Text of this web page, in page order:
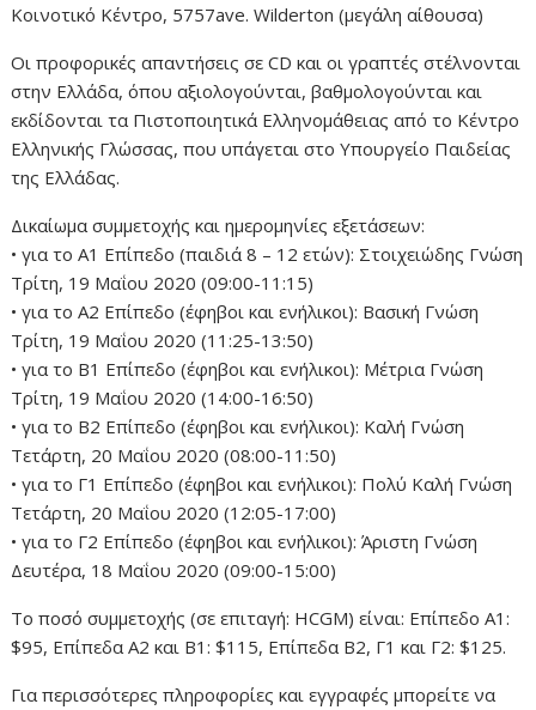
Κοινοτικό Κέντρο, 5757ave. Wilderton (μεγάλη αίθουσα)
Οι προφορικές απαντήσεις σε CD και οι γραπτές στέλνονται
στην Ελλάδα, όπου αξιολογούνται, βαθμολογούνται και
εκδίδονται τα Πιστοποιητικά Ελληνομάθειας από το Κέντρο
Ελληνικής Γλώσσας, που υπάγεται στο Υπουργείο Παιδείας
της Ελλάδας.
Δικαίωμα συμμετοχής και ημερομηνίες εξετάσεων:
• για το Α1 Επίπεδο (παιδιά 8 – 12 ετών): Στοιχειώδης Γνώση
Τρίτη, 19 Μαΐου 2020 (09:00-11:15)
• για το Α2 Επίπεδο (έφηβοι και ενήλικοι): Βασική Γνώση
Τρίτη, 19 Μαΐου 2020 (11:25-13:50)
• για το Β1 Επίπεδο (έφηβοι και ενήλικοι): Μέτρια Γνώση
Τρίτη, 19 Μαΐου 2020 (14:00-16:50)
• για το Β2 Επίπεδο (έφηβοι και ενήλικοι): Καλή Γνώση
Τετάρτη, 20 Μαΐου 2020 (08:00-11:50)
• για το Γ1 Επίπεδο (έφηβοι και ενήλικοι): Πολύ Καλή Γνώση
Τετάρτη, 20 Μαΐου 2020 (12:05-17:00)
• για το Γ2 Επίπεδο (έφηβοι και ενήλικοι): Άριστη Γνώση
Δευτέρα, 18 Μαΐου 2020 (09:00-15:00)
Το ποσό συμμετοχής (σε επιταγή: HCGM) είναι: Επίπεδο Α1:
$95, Επίπεδα Α2 και Β1: $115, Επίπεδα Β2, Γ1 και Γ2: $125.
Για περισσότερες πληροφορίες και εγγραφές μπορείτε να